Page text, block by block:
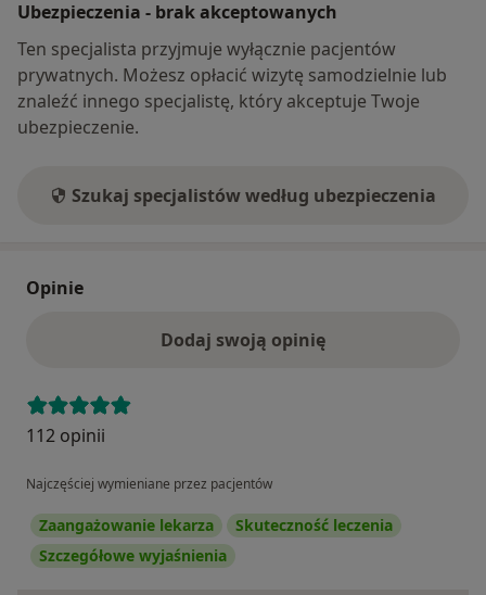
Ubezpieczenia - brak akceptowanych
Ten specjalista przyjmuje wyłącznie pacjentów
prywatnych. Możesz opłacić wizytę samodzielnie lub
znaleźć innego specjalistę, który akceptuje Twoje
ubezpieczenie.
Szukaj specjalistów według ubezpieczenia
Opinie
Dodaj swoją opinię
112 opinii
Najczęściej wymieniane przez pacjentów
Zaangażowanie lekarza
Skuteczność leczenia
Szczegółowe wyjaśnienia